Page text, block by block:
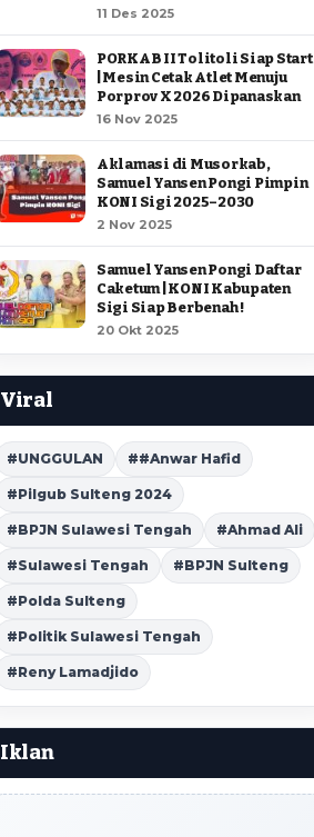
11 Des 2025
PORKAB II Tolitoli Siap Start
| Mesin Cetak Atlet Menuju
Porprov X 2026 Dipanaskan
16 Nov 2025
Aklamasi di Musorkab,
Samuel Yansen Pongi Pimpin
KONI Sigi 2025–2030
2 Nov 2025
Samuel Yansen Pongi Daftar
Caketum | KONI Kabupaten
Sigi Siap Berbenah !
20 Okt 2025
Viral
#UNGGULAN ##Anwar Hafid
#Pilgub Sulteng 2024
#BPJN Sulawesi Tengah #Ahmad Ali
#Sulawesi Tengah #BPJN Sulteng
#Polda Sulteng
#Politik Sulawesi Tengah
#Reny Lamadjido
Iklan